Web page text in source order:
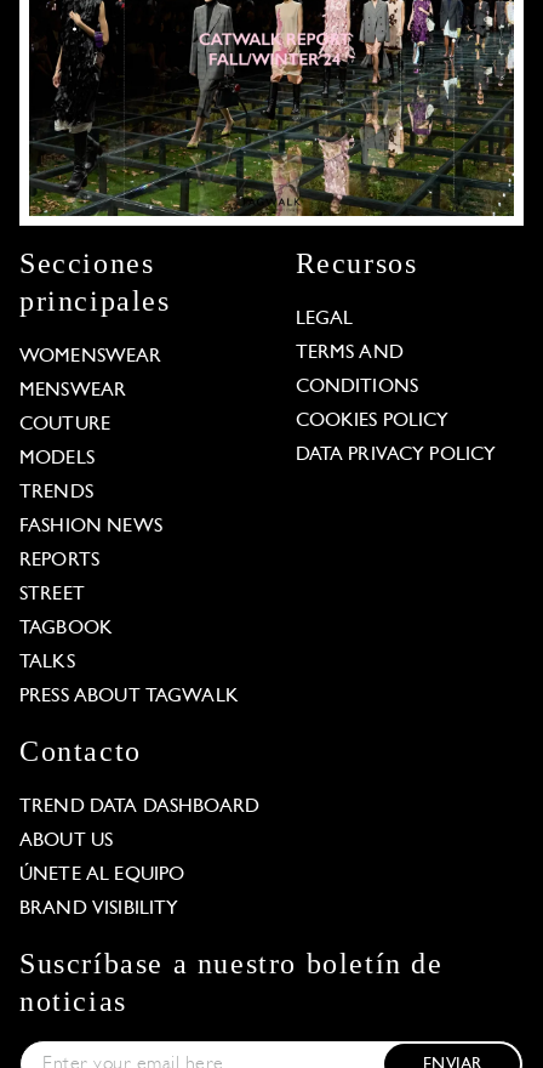
Secciones
principales
WOMENSWEAR
MENSWEAR
COUTURE
MODELS
TRENDS
FASHION NEWS
REPORTS
STREET
TAGBOOK
TALKS
PRESS ABOUT TAGWALK
Recursos
LEGAL
TERMS AND
CONDITIONS
COOKIES POLICY
DATA PRIVACY POLICY
Contacto
TREND DATA DASHBOARD
ABOUT US
ÚNETE AL EQUIPO
BRAND VISIBILITY
Suscríbase a nuestro boletín de
noticias